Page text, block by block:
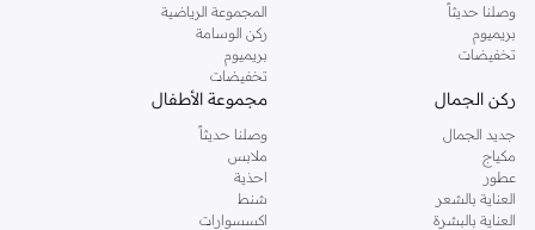
وصلنا حديثاً
بريميوم
تخفيضات
المجموعة الرياضية
ركن الوسامة
بريميوم
تخفيضات
ركن الجمال
جديد الجمال
مكياج
عطور
العناية بالشعر
العناية بالبشرة
مجموعة الأطفال
وصلنا حديثاً
ملابس
احذية
شنط
اكسسوارات